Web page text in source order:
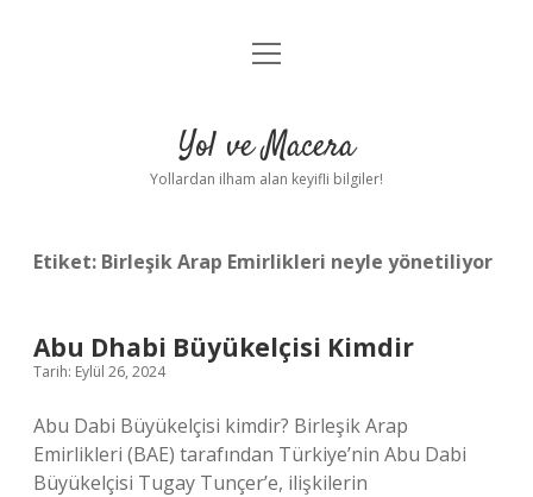
Anasayfa
Yasal Uyarı
menüyü
Yol ve Macera
Yollardan ilham alan keyifli bilgiler!
Etiket: Birleşik Arap Emirlikleri neyle yönetiliyor
Abu Dhabi Büyükelçisi Kimdir
Tarih: Eylül 26, 2024
Abu Dabi Büyükelçisi kimdir? Birleşik Arap
Emirlikleri (BAE) tarafından Türkiye’nin Abu Dabi
Büyükelçisi Tugay Tunçer’e, ilişkilerin